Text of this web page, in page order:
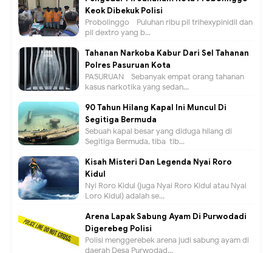
Keok Dibekuk Polisi
Probolinggo - Puluhan ribu pil trihexypinidil dan
pil dextro yang b...
Tahanan Narkoba Kabur Dari Sel Tahanan
Polres Pasuruan Kota
PASURUAN - Sebanyak empat orang tahanan
kasus narkotika yang sedan...
90 Tahun Hilang Kapal Ini Muncul Di
Segitiga Bermuda
Sebuah kapal besar yang diduga hilang di
Segitiga Bermuda, tiba-tib...
Kisah Misteri Dan Legenda Nyai Roro
Kidul
Nyi Roro Kidul (juga Nyai Roro Kidul atau Nyai
Loro Kidul) adalah se...
Arena Lapak Sabung Ayam Di Purwodadi
Digerebeg Polisi
Polisi menggerebek arena judi sabung ayam di
daerah Desa Purwodad...